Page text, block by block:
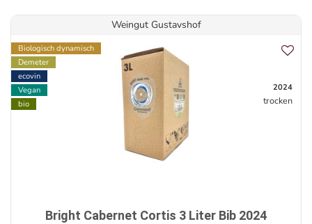
Weingut Gustavshof
Biologisch dynamisch
Demeter
ecovin
Vegan
bio
2024
trocken
Bright Cabernet Cortis 3 Liter Bib 2024